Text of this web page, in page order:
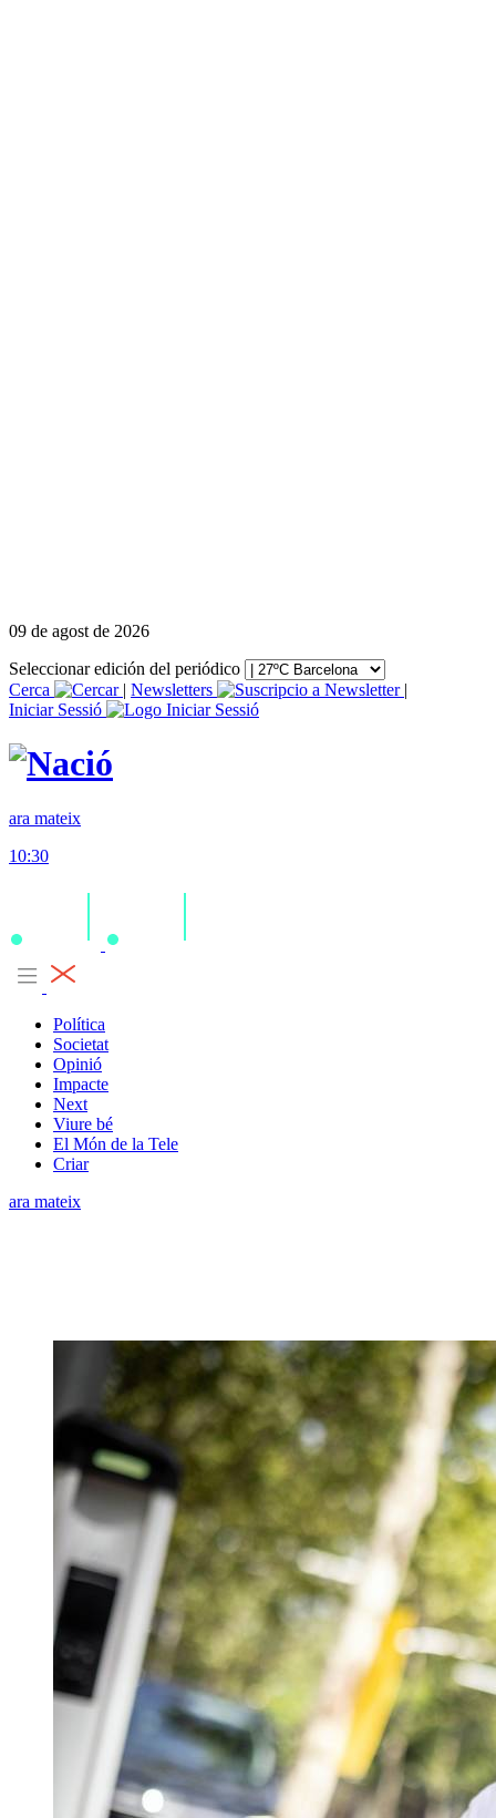
09 de agost de 2026
Seleccionar edición del periódico
Cerca
| Newsletters
|
Iniciar Sessió
ara mateix
10:30
Política
Societat
Opinió
Impacte
Next
Viure bé
El Món de la Tele
Criar
ara mateix